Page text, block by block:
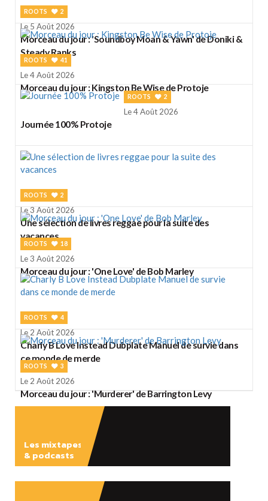
ROOTS 2
Le 5 Août 2026
Morceau du jour : 'Soundboy Moan & Yawn' de Doniki &
Steady Ranks
ROOTS 41
Le 4 Août 2026
Morceau du jour : Kingston Be Wise de Protoje
ROOTS 2
Le 4 Août 2026
Journée 100% Protoje
ROOTS 2
Le 3 Août 2026
Une sélection de livres reggae pour la suite des
vacances
ROOTS 18
Le 3 Août 2026
Morceau du jour : 'One Love' de Bob Marley
ROOTS 4
Le 2 Août 2026
Charly B Love Instead Dubplate Manuel de survie dans
ce monde de merde
ROOTS 3
Le 2 Août 2026
Morceau du jour : 'Murderer' de Barrington Levy
Les mixtapes
& podcasts